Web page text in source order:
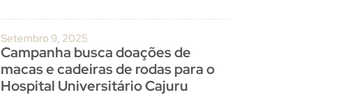
Setembro 9, 2025
Campanha busca doações de
macas e cadeiras de rodas para o
Hospital Universitário Cajuru